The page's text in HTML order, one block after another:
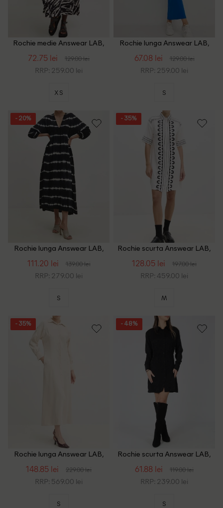
Rochie medie Answear LAB,
72.75 lei 129.00 lei
RRP: 259.00 lei
XS
Rochie lunga Answear LAB,
67.08 lei 129.00 lei
RRP: 259.00 lei
S
- 20%
Rochie lunga Answear LAB,
111.20 lei 139.00 lei
RRP: 279.00 lei
S
- 35%
Rochie scurta Answear LAB,
128.05 lei 197.00 lei
RRP: 459.00 lei
M
- 35%
Rochie lunga Answear LAB,
148.85 lei 229.00 lei
RRP: 569.00 lei
S
- 48%
Rochie scurta Answear LAB,
61.88 lei 119.00 lei
RRP: 239.00 lei
S